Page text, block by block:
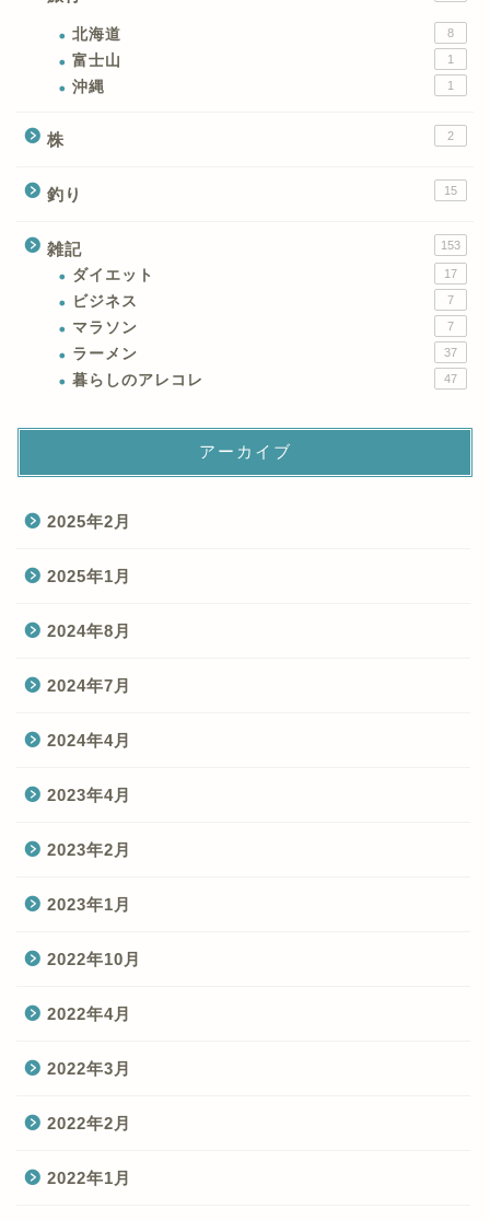
北海道 8
富士山 1
沖縄 1
株 2
釣り 15
雑記 153
ダイエット 17
ビジネス 7
マラソン 7
ラーメン 37
暮らしのアレコレ 47
アーカイブ
2025年2月
2025年1月
2024年8月
2024年7月
2024年4月
2023年4月
2023年2月
2023年1月
2022年10月
2022年4月
2022年3月
2022年2月
2022年1月